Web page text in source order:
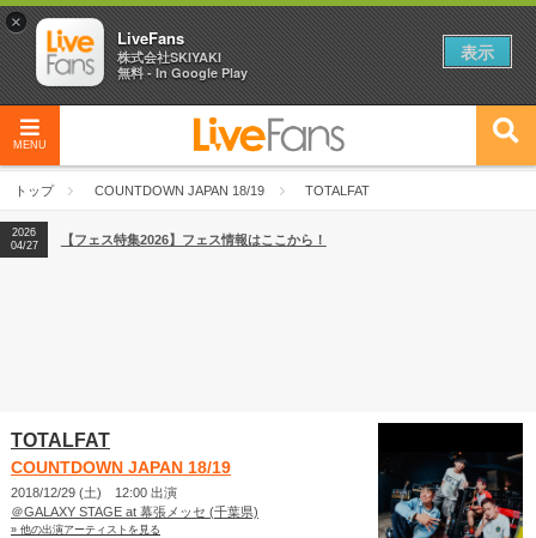
MENU
トップ COUNTDOWN JAPAN 18/19 TOTALFAT
2026
04/27
2026
【ライブ動員ランキング】2026年上半期編発表！
2026
04/27
【フェス特集2026】フェス情報はここから！
TOTALFAT
COUNTDOWN JAPAN 18/19
2018/12/29 (土) 12:00 出演
＠GALAXY STAGE at 幕張メッセ (千葉県)
» 他の出演アーティストを見る
×
LiveFans
株式会社SKIYAKI
無料 - In Google Play
表示